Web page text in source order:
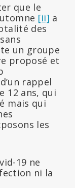
que le
[ii] a
des
un groupe
proposé et
rappel
12 ans, qui
mais qui
les
19 ne
ni la